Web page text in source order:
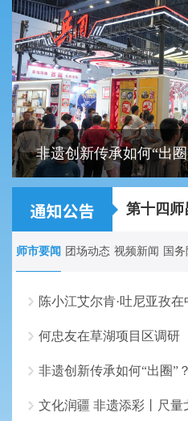
非遗创新传承如何“出圈
师市要闻 团场动态 视频新闻 国
何忠友在草湖项目区调研
非遗创新传承如何“出圈”？
文化润疆 非遗添彩丨尺